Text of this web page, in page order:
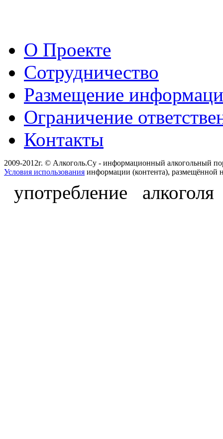
О Проекте
Сотрудничество
Размещение
Ограничение
Контакты
2009-2012г. © Алкоголь.Су - информационный алкогольный
Условия использования информации (контента), размещённой
употребление